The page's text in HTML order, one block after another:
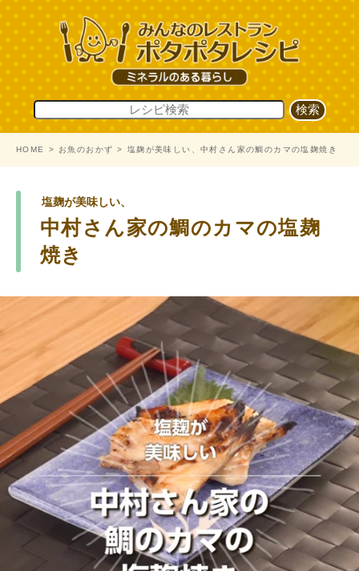
HOME お魚のおかず 塩麹が美味しい、中村さん家の鯛のカマの塩麹焼き
塩麹が美味しい、
中村さん家の鯛のカマの塩麹
焼き